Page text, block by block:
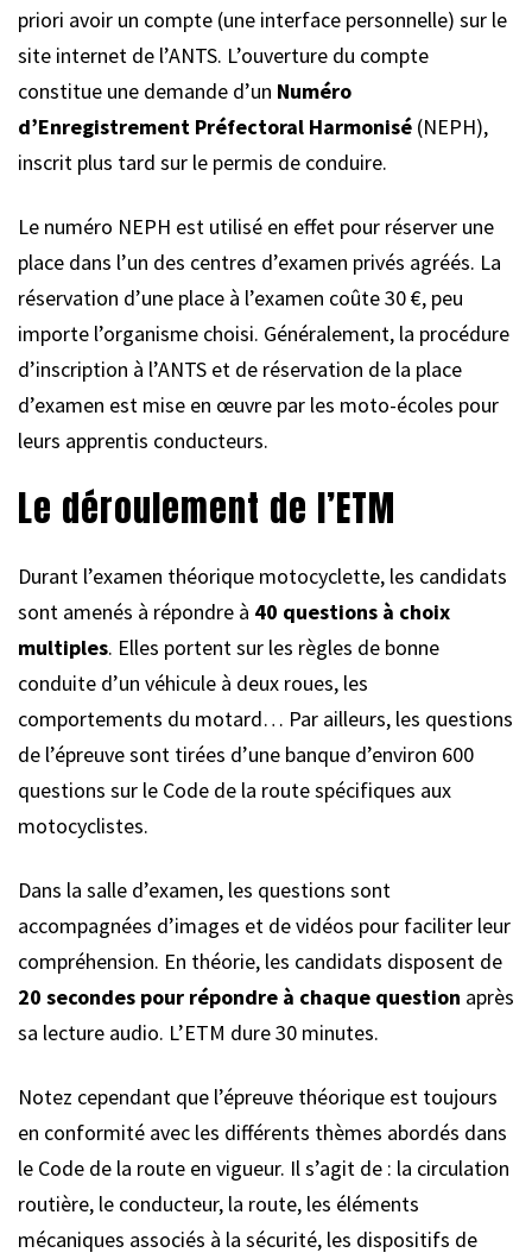
priori avoir un compte (une interface personnelle) sur le
site internet de l’ANTS. L’ouverture du compte
constitue une demande d’un Numéro
d’Enregistrement Préfectoral Harmonisé (NEPH),
inscrit plus tard sur le permis de conduire.
Le numéro NEPH est utilisé en effet pour réserver une
place dans l’un des centres d’examen privés agréés. La
réservation d’une place à l’examen coûte 30 €, peu
importe l’organisme choisi. Généralement, la procédure
d’inscription à l’ANTS et de réservation de la place
d’examen est mise en œuvre par les moto-écoles pour
leurs apprentis conducteurs.
Le déroulement de l’ETM
Durant l’examen théorique motocyclette, les candidats
sont amenés à répondre à 40 questions à choix
multiples. Elles portent sur les règles de bonne
conduite d’un véhicule à deux roues, les
comportements du motard… Par ailleurs, les questions
de l’épreuve sont tirées d’une banque d’environ 600
questions sur le Code de la route spécifiques aux
motocyclistes.
Dans la salle d’examen, les questions sont
accompagnées d’images et de vidéos pour faciliter leur
compréhension. En théorie, les candidats disposent de
20 secondes pour répondre à chaque question après
sa lecture audio. L’ETM dure 30 minutes.
Notez cependant que l’épreuve théorique est toujours
en conformité avec les différents thèmes abordés dans
le Code de la route en vigueur. Il s’agit de : la circulation
routière, le conducteur, la route, les éléments
mécaniques associés à la sécurité, les dispositifs de